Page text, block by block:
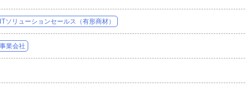
ITソリューションセールス（有形商材）
事業会社